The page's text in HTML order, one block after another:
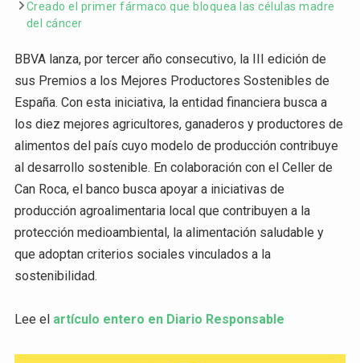
Creado el primer fármaco que bloquea las células madre
del cáncer
BBVA lanza, por tercer año consecutivo, la III edición de
sus Premios a los Mejores Productores Sostenibles de
España. Con esta iniciativa, la entidad financiera busca a
los diez mejores agricultores, ganaderos y productores de
alimentos del país cuyo modelo de producción contribuye
al desarrollo sostenible. En colaboración con el Celler de
Can Roca, el banco busca apoyar a iniciativas de
producción agroalimentaria local que contribuyen a la
protección medioambiental, la alimentación saludable y
que adoptan criterios sociales vinculados a la
sostenibilidad.
Lee el artículo entero en Diario Responsable